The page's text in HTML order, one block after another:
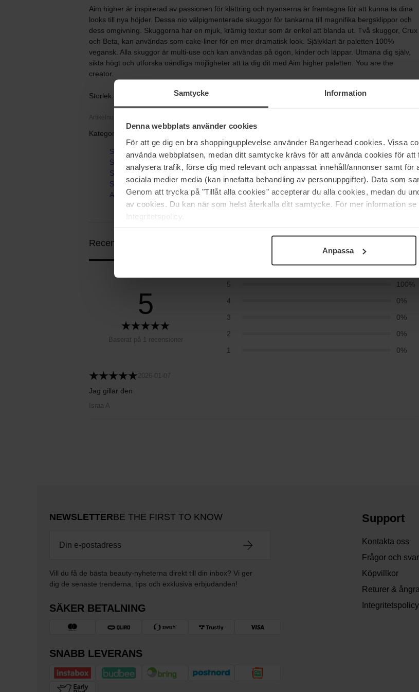
Samtycke Information
Denna webbplats använder cookies
För att ge dig en bra shoppingupplevelse använder Bangerhead cookies. Vissa
använda webbplatsen, medan ditt samtycke krävs för att använda cookies för
analysera trafik, förse dig med relevant och anpassat innehåll/annonser samt
sociala medier media (kan innefatta behandling av personuppgifter). Data som
Genom att trycka på "Tillåt alla cookies" accepterar du alla cookies, medan du
av cookies. Du kan när som helst återkalla ditt samtycke. För mer information
Integritetspolicy.
Anpassa
Aim higher är inspirerad av passionen för klättring och nyanserna är framtagna för att kunna ta dina
looks till nya höjder. Dessa nio välpigmenterade skuggor för tankarna till magnifika bergsklippor och
dess omgivning. Skuggorna har en mjuk, krämig textur som är enkel att blanda ut. Två skuggor, Crux
och Beta, kan användas som cake-liner för en mer dramatisk look. Självklart är paletten 100%
vegansk. Alla skuggor är multi-use och kan användas på ögon, kinder och läppar. Utmana dig själv,
sikta högt och utforska oändliga möjligheter att ta dig dit med Aim higher paletten. You are the
creator.
Storlek: 9 g
Artikelnummer: 115203
Kategorier:
Startsida
Smink
Smink Set & Paletter
Sminkpaletter
Aim Higher Palette
Recensioner (1)
5
Baserat på 1 recensioner
5
100%
4
0%
3
0%
2
0%
1
0%
2026-01-07
Jag gillar den
Israa A
NEWSLETTERBE THE FIRST TO KNOW
Vill du få de bästa beauty-nyheterna direkt till din inbox? Vi ger
dig de senaste trenderna, tips och exklusiva erbjudanden!
SÄKER BETALNING
SNABB LEVERANS
Support
Kontakta oss
Frågor och svar
Köpvillkor
Returer &
Integritetspolicy